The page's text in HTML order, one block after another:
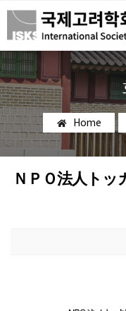
Home
ＮＰＯ法人ト